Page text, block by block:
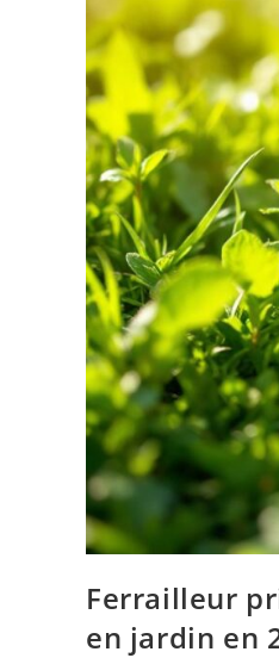
Ferrailleur
en jardin en